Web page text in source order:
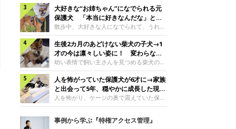
成長を飼い主さんと振り返ります！神楽ち
ゃんの成長について聞いた！お迎えから数
日後の神楽ちゃん（撮影時生後2カ月）＠
Kus1oKg2vsgdWS2――お迎え当初の神楽
ちゃんの様子について教えてください。飼
い主さん： 「お迎え当日から“ヘソ天”で寝
るようなコでし
まな変化が見られるようになりました。遊
び疲れて眠る生後2カ月のなっちゃん遊び
疲れた様子のなっちゃん。@Pkndg_紹介
するのは、X（旧Twitter）ユーザー
@Pkndg_さんの愛犬・なっちゃん（取材
時、生後4カ月／柴犬）。こちらの写真
は、なっちゃんが生後2カ月のころに撮影
された一枚です。この日、なっちゃんは家
族と一緒におもちゃで遊んでいました。た
くさん遊んで疲れたのか、その後は眠り始
めたそうです。眠るなっちゃん。
@Pkndg_
大好きな“お姉ちゃん”になでられる元
保護犬 「本当に好きなんだな」と感
じる表情にほっこり
散歩中、大好きな人になでられて、うれし
そうな表情を見せる元保護犬。甘えるよう
な姿に、見ているこちらまでほっこりしま
す。大好きな“お姉ちゃん”に甘える小次郎
くん妹さんになでてもらい、うれしそうな
表情を見せる小次郎くん（2026年6月撮
影）。@mika_Jimmy紹介するのは、X（旧
Twitter）ユーザー@mika_Jimmyさんの愛
犬・小次郎くん（撮影時5才）。こちら
は、飼い主さんの妹さんと一緒に散歩をし
日、飼い主さんは実家から自宅へ帰る途
生後2カ月のあどけない柴犬の子犬→1
才の今は凛々しい姿に！ 変わらない
「くりくりおめめ」にもほっこり
幼い表情で飼い主さんを見つめる柴犬の子
犬。1才を迎えた現在はすっかり成犬らし
くなりましたが、子犬のころから変わらな
いところもあるそうです。家族に迎えたば
かりの小さな慎之介くん生後2カ月の慎之
介くん。@BLACKpurupuru紹介するの
は、X（旧Twitter）ユーザー
@BLACKpurupuruさんの愛犬・慎之介く
人を怖がっていた保護犬が6才に→家族
と出会って5年、穏やかに成長した現在
の姿にグッとくる
人を怖がり、ケージの奥で震えていた保護
犬。家族と出会って5年、今では笑顔を見
せ、飼い主さんの娘さんにも少しずつ心を
開くようになりました。（写真左から）先
事例から学ぶ『特権アクセス管理』